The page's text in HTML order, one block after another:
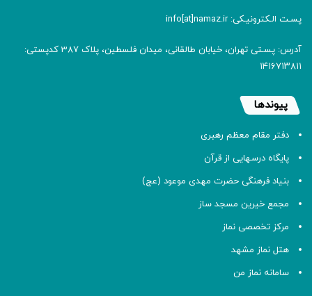
پسـت الـکترونیـکی: info[at]namaz.ir
آدرس: پسـتی تهران، خیابان طالقانی، میدان فلسطین، پلاک 387 کدپستی:
۱۴۱۶۷۱۳۸۱۱
پیوندها
دفتر مقام معظم رهبری
پایگاه درسهایی از قرآن
بنیاد فرهنگی حضرت مهدی موعود (عج)
مجمع خیرین مسجد ساز
مرکز تخصصی نماز
هتل نماز مشهد
سامانه نماز من